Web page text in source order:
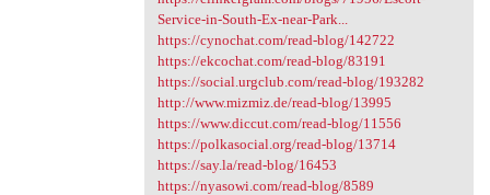
Service-in-South-Ex-near-Park...
https://cynochat.com/read-blog/142722
https://ekcochat.com/read-blog/83191
https://social.urgclub.com/read-blog/193282
http://www.mizmiz.de/read-blog/13995
https://www.diccut.com/read-blog/11556
https://polkasocial.org/read-blog/13714
https://say.la/read-blog/16453
https://nyasowi.com/read-blog/8589